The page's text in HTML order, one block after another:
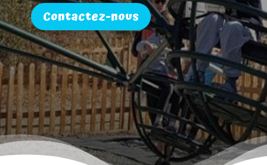
Contactez-nous